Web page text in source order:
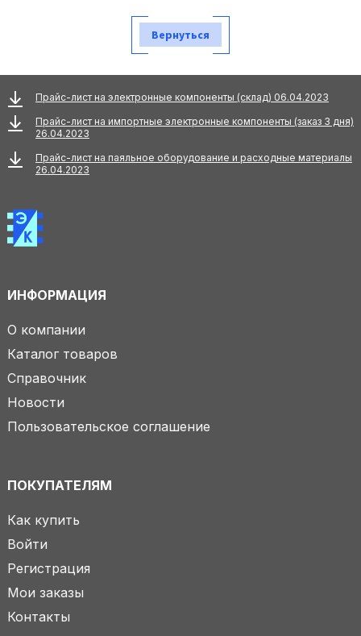
Вернуться
Прайс-лист на электронные компоненты (склад) 06.04.2023
Прайс-лист на импортные электронные компоненты (заказ 3 дня)
26.04.2023
Прайс-лист на паяльное оборудование и расходные материалы
26.04.2023
ИНФОРМАЦИЯ
О компании
Каталог товаров
Справочник
Новости
Пользовательское соглашение
ПОКУПАТЕЛЯМ
Как купить
Войти
Регистрация
Мои заказы
Контакты